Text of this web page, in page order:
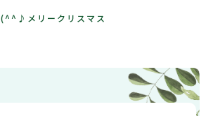
(^^♪メリークリスマス